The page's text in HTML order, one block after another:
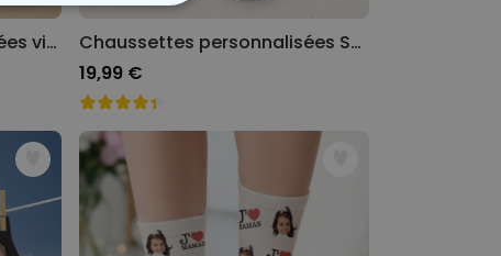
Chaussettes personnalisées visage motif super-héros
Chaussettes personnalisées Spécial Oktoberfest
19,99 €
NON CLASSÉ